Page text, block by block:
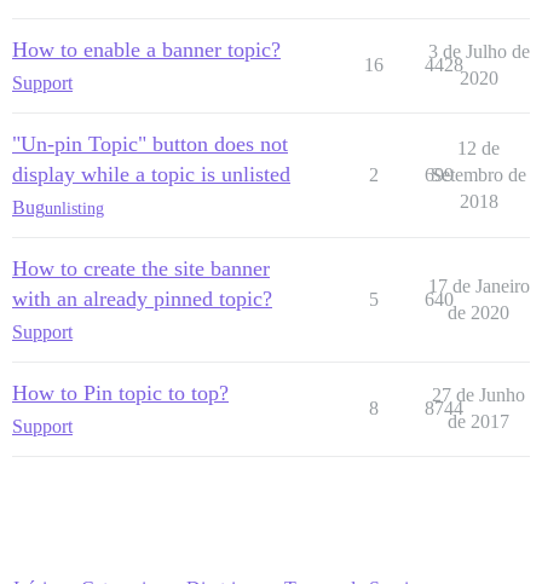
How to enable a banner topic?
Support
16 4428
3 de Julho de
2020
"Un-pin Topic" button does not
display while a topic is unlisted
Bugunlisting
2 699
12 de
Setembro de
2018
How to create the site banner
with an already pinned topic?
Support
5 640
17 de Janeiro
de 2020
How to Pin topic to top?
Support
8 8744
27 de Junho
de 2017